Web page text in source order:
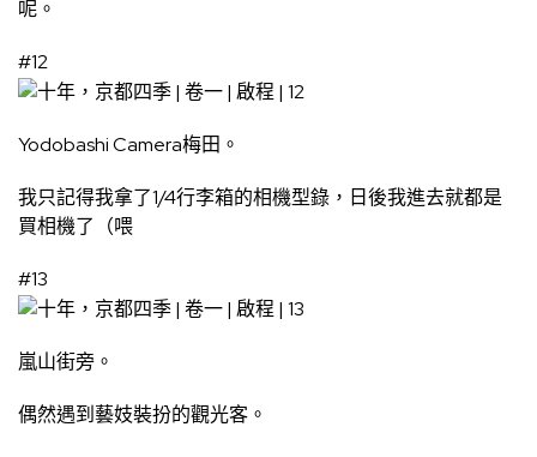
呢。
#12
Yodobashi Camera梅田。
我只記得我拿了1/4行李箱的相機型錄，日後我進去就都是
買相機了（喂
#13
嵐山街旁。
偶然遇到藝妓裝扮的觀光客。